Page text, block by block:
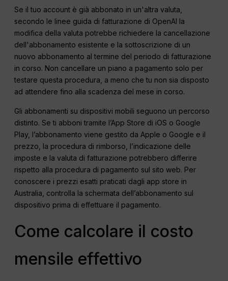
Se il tuo account è già abbonato in un'altra valuta,
secondo le linee guida di fatturazione di OpenAI la
modifica della valuta potrebbe richiedere la cancellazione
dell'abbonamento esistente e la sottoscrizione di un
nuovo abbonamento al termine del periodo di fatturazione
in corso. Non cancellare un piano a pagamento solo per
testare questa procedura, a meno che tu non sia disposto
ad attendere fino alla scadenza del mese in corso.
Gli abbonamenti su dispositivi mobili seguono un percorso
distinto. Se ti abboni tramite l’App Store di iOS o Google
Play, l’abbonamento viene gestito da Apple o Google e il
prezzo, la procedura di rimborso, l’indicazione delle
imposte e la valuta di fatturazione potrebbero differire
rispetto alla procedura di pagamento sul sito web. Per
conoscere i prezzi esatti praticati dagli app store in
Australia, controlla la schermata dell’abbonamento sul
dispositivo prima di effettuare il pagamento.
Come calcolare il costo
mensile effettivo